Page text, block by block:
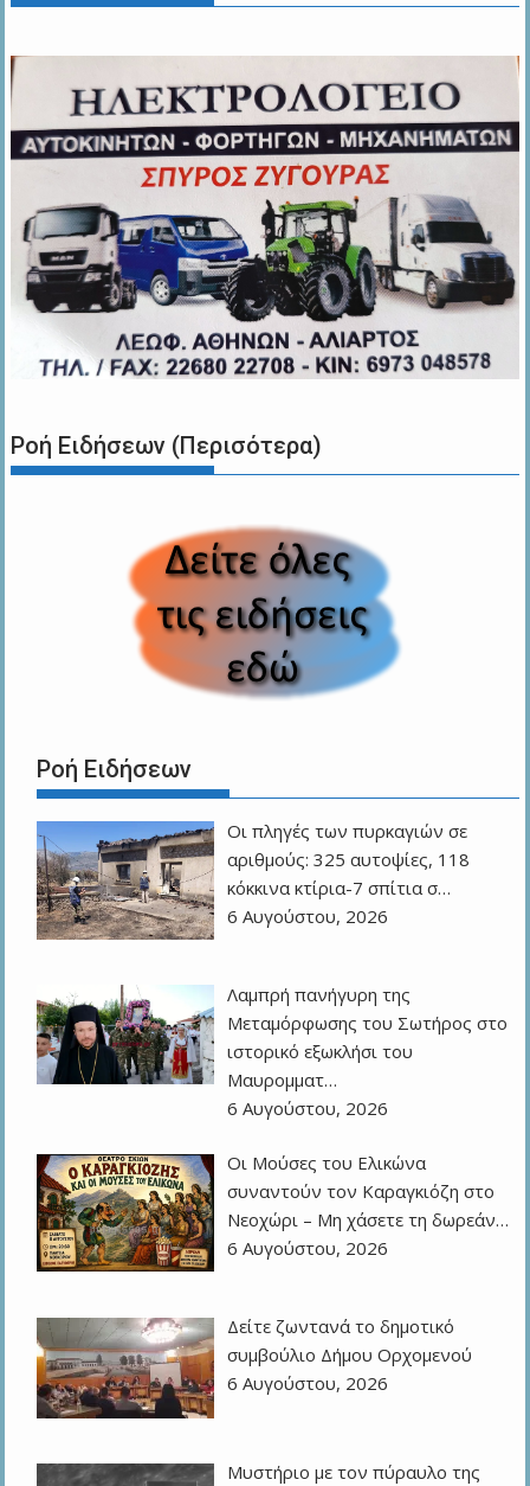
Ροή Ειδήσεων (Περισότερα)
Ροή Ειδήσεων
Οι πληγές των πυρκαγιών σε
αριθμούς: 325 αυτοψίες, 118
κόκκινα κτίρια-7 σπίτια σ…
6 Αυγούστου, 2026
Λαμπρή πανήγυρη της
Μεταμόρφωσης του Σωτήρος στο
ιστορικό εξωκλήσι του
Μαυρομματ…
6 Αυγούστου, 2026
Οι Μούσες του Ελικώνα
συναντούν τον Καραγκιόζη στο
Νεοχώρι – Μη χάσετε τη δωρεάν…
6 Αυγούστου, 2026
Δείτε ζωντανά το δημοτικό
συμβούλιο Δήμου Ορχομενού
6 Αυγούστου, 2026
Μυστήριο με τον πύραυλο της